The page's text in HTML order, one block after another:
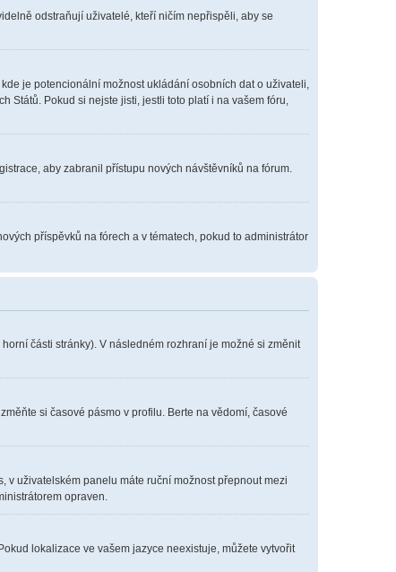
odstraňují uživatelé, kteří ničím nepřispěli, aby se
je potencionální možnost ukládání osobních dat o uživateli,
Států. Pokud si nejste jisti, jestli toto platí i na vašem fóru,
aby zabranil přístupu nových návštěvníků na fórum.
příspěvků na fórech a v tématech, pokud to administrátor
části stránky). V následném rozhraní je možné si změnit
si časové pásmo v profilu. Berte na vědomí, časové
v uživatelském panelu máte ruční možnost přepnout mezi
opraven.
lokalizace ve vašem jazyce neexistuje, můžete vytvořit